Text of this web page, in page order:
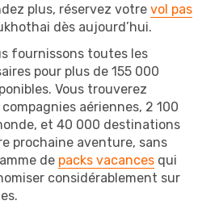
plus, réservez votre vol pas
dès aujourd’hui.
fournissons toutes les
pour plus de 155 000
Vous trouverez
aériennes, 2 100
et 40 000 destinations
prochaine aventure, sans
de packs vacances qui
considérablement sur